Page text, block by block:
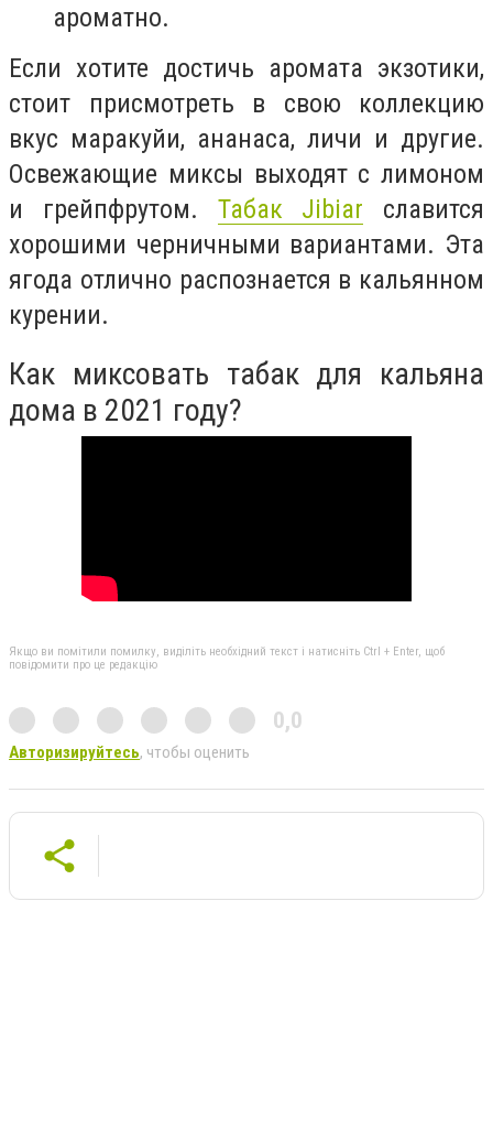
ароматно.
Если хотите достичь аромата экзотики,
стоит присмотреть в свою коллекцию
вкус маракуйи, ананаса, личи и другие.
Освежающие миксы выходят с лимоном
и грейпфрутом. Табак Jibiar славится
хорошими черничными вариантами. Эта
ягода отлично распознается в кальянном
курении.
Как миксовать табак для кальяна
дома в 2021 году?
Якщо ви помітили помилку, виділіть необхідний текст і натисніть Ctrl + Enter, щоб
повідомити про це редакцію
0,0
Авторизируйтесь, чтобы оценить